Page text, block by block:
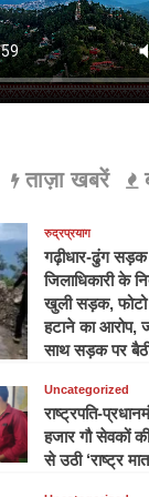
ताज़ा खबरें
रुद्रप्रयाग
गढ़ीधार-ढुंग
जिलाधिकारी के
खुली सड़क, फोटो
हटाने का आरोप,
साथ सड़क पर
Uncategorized
राष्ट्रपति-
हजार गौ सेवकों
से उठी ‘राष्ट्र